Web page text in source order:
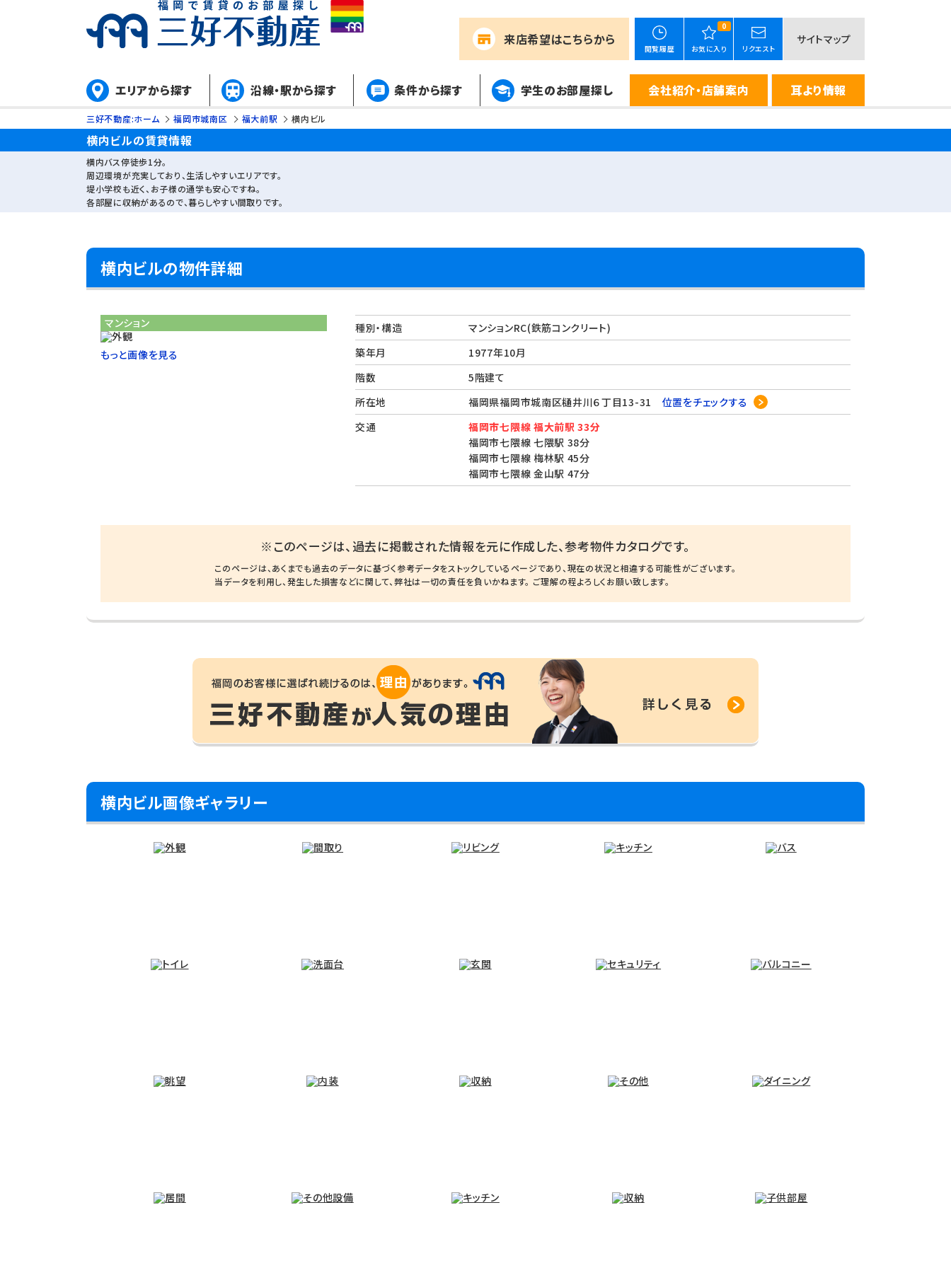
来店希望はこちらから
閲覧履歴
0
お気に入り リクエスト
サイトマップ
エリアから探す 沿線・駅から探す 条件から探す 学生のお部屋探し 会社紹介・店舗案内 耳より情報
三好不動産:ホーム 福岡市城南区 福大前駅 横内ビル
横内ビルの賃貸情報
横内バス停徒歩1分。
周辺環境が充実しており、生活しやすいエリアです。
堤小学校も近く、お子様の通学も安心ですね。
各部屋に収納があるので、暮らしやすい間取りです。
横内ビルの物件詳細
マンション
もっと画像を見る
種別・構造
マンションRC(鉄筋コンクリート)
築年月
1977年10月
階数
5階建て
所在地
福岡県福岡市城南区樋井川６丁目13-31 位置をチェックする
交通
福岡市七隈線 福大前駅 33分
福岡市七隈線 七隈駅 38分
福岡市七隈線 梅林駅 45分
福岡市七隈線 金山駅 47分
※このページは、過去に掲載された情報を元に作成した、参考物件カタログです。
このページは、あくまでも過去のデータに基づく参考データをストックしているページであり、現在の状況と相違する可能性がございます。
当データを利用し、発生した損害などに関して、弊社は一切の責任を負いかねます。 ご理解の程よろしくお願い致します。
横内ビル画像ギャラリー